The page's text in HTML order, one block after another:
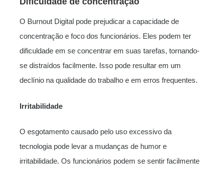
O Burnout Digital pode prejudicar a capacidade de
concentração e foco dos funcionários. Eles podem ter
dificuldade em se concentrar em suas tarefas, tornando-
se distraídos facilmente. Isso pode resultar em um
declínio na qualidade do trabalho e em erros frequentes.
Irritabilidade
O esgotamento causado pelo uso excessivo da
tecnologia pode levar a mudanças de humor e
irritabilidade. Os funcionários podem se sentir facilmente